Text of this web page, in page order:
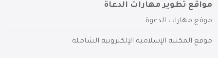
مواقع تطوير مهارات الدعاة
موقع مهارات الدعوة
موقع المكتبة الإسلامية الإلكترونية الشاملة